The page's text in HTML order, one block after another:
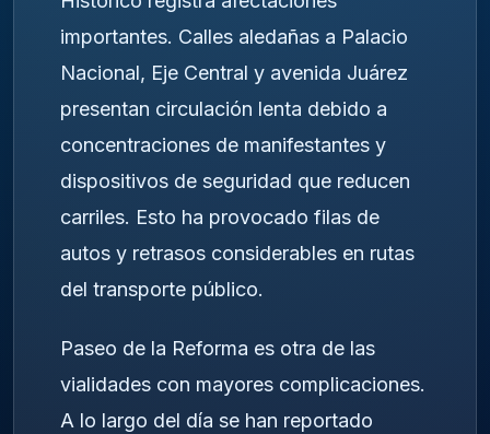
importantes. Calles aledañas a Palacio
Nacional, Eje Central y avenida Juárez
presentan circulación lenta debido a
concentraciones de manifestantes y
dispositivos de seguridad que reducen
carriles. Esto ha provocado filas de
autos y retrasos considerables en rutas
del transporte público.
Paseo de la Reforma es otra de las
vialidades con mayores complicaciones.
A lo largo del día se han reportado